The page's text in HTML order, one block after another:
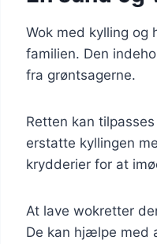
Wok med kylling og
familien. Den
fra grøntsagerne.
Retten kan
erstatte kyllingen
krydderier for at
At lave wokretter
De kan hjælpe med